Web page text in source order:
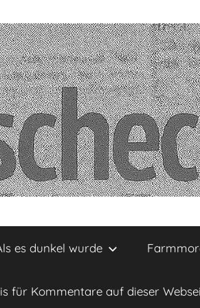
es dunkel wurde
für Kommentare auf dieser